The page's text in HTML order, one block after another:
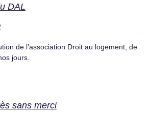
DAL
de l’association Droit au logement, de
jours.
sans merci